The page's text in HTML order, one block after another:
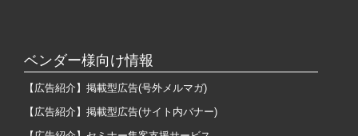
ベンダー様向け情報
【広告紹介】掲載型広告(号外メルマガ)
【広告紹介】掲載型広告(サイト内バナー)